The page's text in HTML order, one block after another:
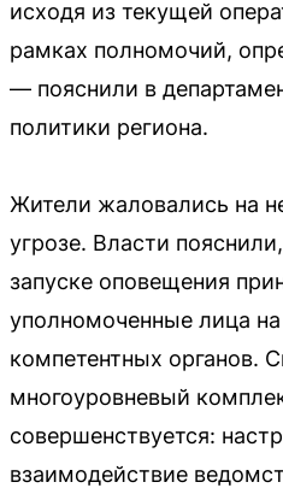
исходя из текущей
рамках полномочий,
— пояснили в
политики региона.
Жители жаловались на
угрозе. Власти
запуске оповещения
уполномоченные лица
компетентных органов.
многоуровневый
совершенствуется:
взаимодействие